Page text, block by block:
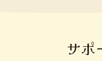
ＳＡＰＰＯＲＯベンチャー
サ